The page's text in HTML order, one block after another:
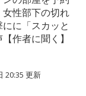
女性部下の切れ
に「スカッと
作者に聞く】
20:35 更新